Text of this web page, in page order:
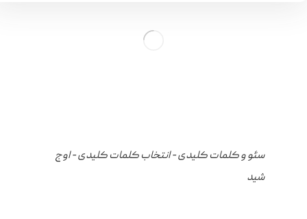
سئو و کلمات کلیدی - انتخاب کلمات کلیدی - اوج
شید